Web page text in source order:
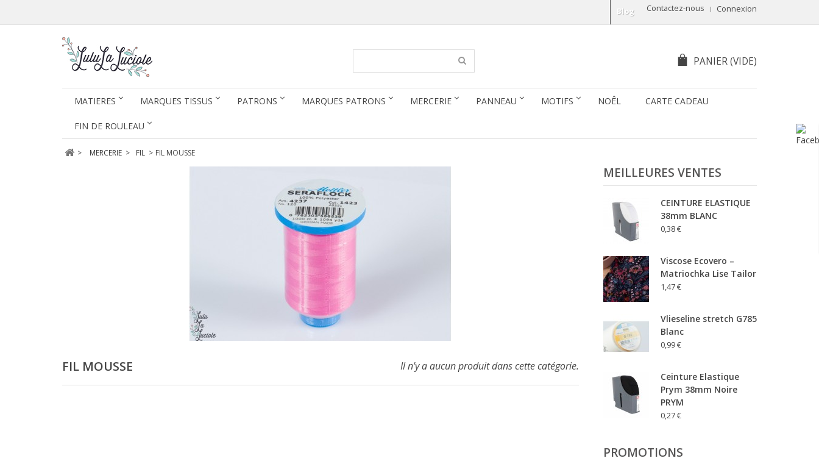
Connexion
Contactez-nous
Blog
PANIER(VIDE)
MATIERES MARQUES TISSUS PATRONS MARQUES PATRONS MERCERIE PANNEAU MOTIFS NOÊL CARTE CADEAU
FIN DE ROULEAU
> MERCERIE > FIL > FIL MOUSSE
FIL MOUSSE Il n'y a aucun produit dans cette catégorie.
MEILLEURES VENTES
CEINTURE ELASTIQUE
38mm BLANC
0,38 €
Viscose Ecovero –
Matriochka Lise Tailor
1,47 €
Vlieseline stretch G785
Blanc
0,99 €
Ceinture Elastique
Prym 38mm Noire
PRYM
0,27 €
PROMOTIONS